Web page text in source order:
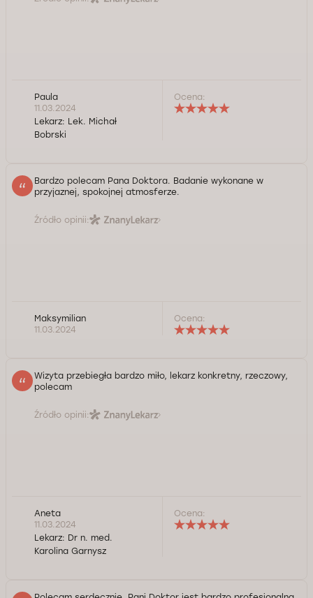
Paula
11.03.2024
Lekarz: Lek. Michał
Bobrski
Ocena:
Bardzo polecam Pana Doktora. Badanie wykonane w
przyjaznej, spokojnej atmosferze.
Źródło opinii:
Maksymilian
11.03.2024
Ocena:
Wizyta przebiegła bardzo miło, lekarz konkretny, rzeczowy,
polecam
Źródło opinii:
Aneta
11.03.2024
Lekarz: Dr n. med.
Karolina Garnysz
Ocena: